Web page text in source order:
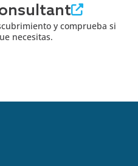
y comprueba si
necesitas.